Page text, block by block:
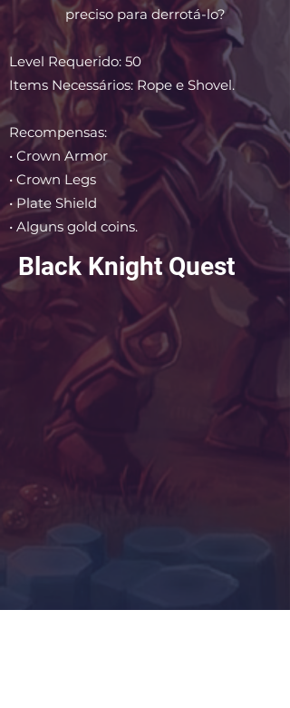
Black Knight Quest
preciso para derrotá-lo?
Level Requerido: 50
Items Necessários: Rope e Shovel.
Recompensas:
• Crown Armor
• Crown Legs
• Plate Shield
• Alguns gold coins.